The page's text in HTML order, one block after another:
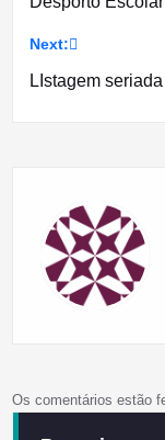
artigos
Next:
LIstagem
Os comentários estão